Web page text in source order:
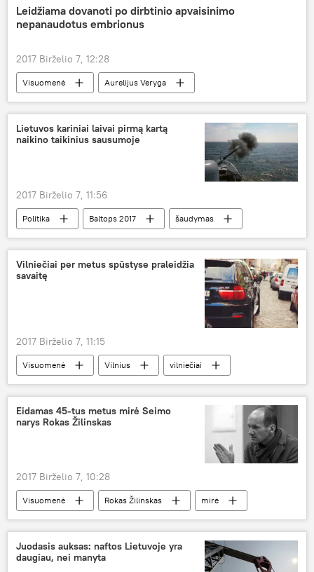
muzika
masiniai renginiai
Yra ką pamatyti: parodos Lietuvoje
Leidžiama dovanoti po dirbtinio apvaisinimo
nepanaudotus embrionus
2017 Birželio 7, 12:28
Visuomenė
Aurelijus Veryga
Sveikatos apsaugos ministerija (SAM)
dirbtinis apvaisinimas
embrionas
nevaisingi partneriai
Lietuvos kariniai laivai pirmą kartą
naikino taikinius sausumoje
2017 Birželio 7, 11:56
Politika Baltops 2017
šaudymas
pratybos
kariniai laivai
NATO karinės pratybos ir Lietuva
Vilniečiai per metus spūstyse praleidžia
savaitę
2017 Birželio 7, 11:15
Visuomenė Vilnius
vilniečiai
parkavimas
pinigai
laisvalaikis
spūstis
nemokamas parkavimas
Eidamas 45-tus metus mirė Seimo
narys Rokas Žilinskas
2017 Birželio 7, 10:28
Visuomenė Rokas Žilinskas mirė
Juodasis auksas: naftos Lietuvoje yra
daugiau, nei manyta